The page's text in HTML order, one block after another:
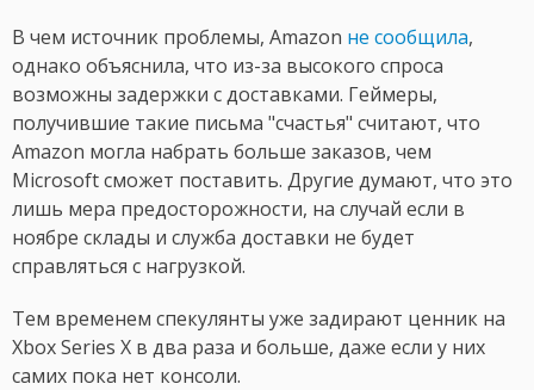
В чем источник проблемы, Amazon не сообщила,
однако объяснила, что из-за высокого спроса
возможны задержки с доставками. Геймеры,
получившие такие письма "счастья" считают, что
Amazon могла набрать больше заказов, чем
Microsoft сможет поставить. Другие думают, что это
лишь мера предосторожности, на случай если в
ноябре склады и служба доставки не будет
справляться с нагрузкой.
Тем временем спекулянты уже задирают ценник на
Xbox Series X в два раза и больше, даже если у них
самих пока нет консоли.